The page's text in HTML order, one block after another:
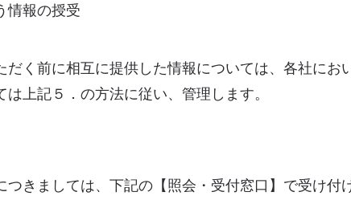
情報の授受
だく前に相互に提供した情報については、各社にお
上記５．の方法に従い、管理します。
つきましては、下記の【照会・受付窓口】で受け付